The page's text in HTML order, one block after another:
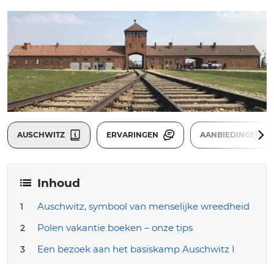
AUSCHWITZ ERVARINGEN AANBIEDINGEN
Inhoud
Auschwitz, symbool van menselijke wreedheid
Polen vakantie boeken – onze tips
Een bezoek aan het basiskamp Auschwitz I